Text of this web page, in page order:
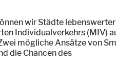
wir Städte lebenswerter
Individualverkehrs (MIV)
mögliche Ansätze von
die Chancen des